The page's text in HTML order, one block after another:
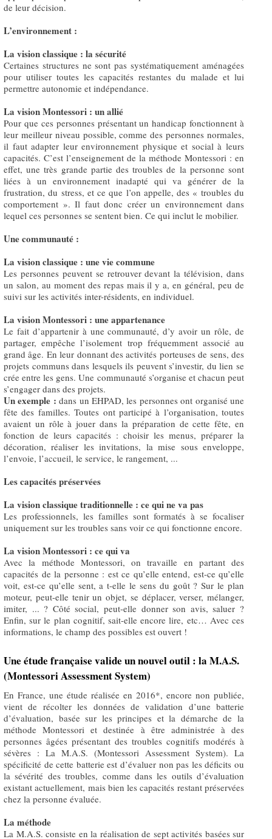
de leur décision.
L’environnement :
La vision classique : la sécurité
Certaines structures ne sont pas systématiquement aménagées
pour utiliser toutes les capacités restantes du malade et lui
permettre autonomie et indépendance.
La vision Montessori : un allié
Pour que ces personnes présentant un handicap fonctionnent à
leur meilleur niveau possible, comme des personnes normales,
il faut adapter leur environnement physique et social à leurs
capacités. C’est l’enseignement de la méthode Montessori : en
effet, une très grande partie des troubles de la personne sont
liées à un environnement inadapté qui va générer de la
frustration, du stress, et ce que l’on appelle, des « troubles du
comportement ». Il faut donc créer un environnement dans
lequel ces personnes se sentent bien. Ce qui inclut le mobilier.
Une communauté :
La vision classique : une vie commune
Les personnes peuvent se retrouver devant la télévision, dans
un salon, au moment des repas mais il y a, en général, peu de
suivi sur les activités inter-résidents, en individuel.
La vision Montessori : une appartenance
Le fait d’appartenir à une communauté, d’y avoir un rôle, de
partager, empêche l’isolement trop fréquemment associé au
grand âge. En leur donnant des activités porteuses de sens, des
projets communs dans lesquels ils peuvent s’investir, du lien se
crée entre les gens. Une communauté s’organise et chacun peut
s’engager dans des projets.
Un exemple :dans un EHPAD, les personnes ont organisé une
fête des familles. Toutes ont participé à l’organisation, toutes
avaient un rôle à jouer dans la préparation de cette fête, en
fonction de leurs capacités : choisir les menus, préparer la
décoration, réaliser les invitations, la mise sous enveloppe,
l’envoie, l’accueil, le service, le rangement, ...
Les capacités préservées
La vision classique traditionnelle : ce qui ne va pas
Les professionnels, les familles sont formatés à se focaliser
uniquement sur les troubles sans voir ce qui fonctionne encore.
La vision Montessori : ce qui va
Avec la méthode Montessori, on travaille en partant des
capacités de la personne : est ce qu’elle entend, est-ce qu’elle
voit, est-ce qu’elle sent, a t-elle le sens du goût ? Sur le plan
moteur, peut-elle tenir un objet, se déplacer, verser, mélanger,
imiter, ... ? Côté social, peut-elle donner son avis, saluer ?
Enfin, sur le plan cognitif, sait-elle encore lire, etc… Avec ces
informations, le champ des possibles est ouvert !
Une étude française valide un nouvel outil : la M.A.S.
(Montessori Assessment System)
En France, une étude réalisée en 2016*, encore non publiée,
vient de récolter les données de validation d’une batterie
d’évaluation, basée sur les principes et la démarche de la
méthode Montessori et destinée à être administrée à des
personnes âgées présentant des troubles cognitifs modérés à
sévères : La M.A.S. (Montessori Assessment System). La
spécificité de cette batterie est d’évaluer non pas les déficits ou
la sévérité des troubles, comme dans les outils d’évaluation
existant actuellement, mais bien les capacités restant préservées
chez la personne évaluée.
La méthode
La M.A.S. consiste en la réalisation de sept activités basées sur